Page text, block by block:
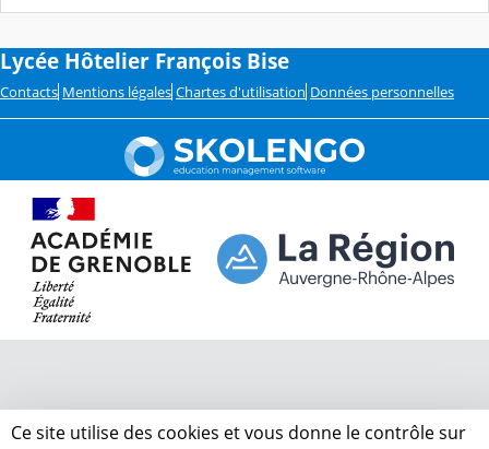
l
Lycée Hôtelier François Bise
Contacts Mentions légales Chartes d'utilisation Données personnelles
Ce site utilise des cookies et vous donne le contrôle sur